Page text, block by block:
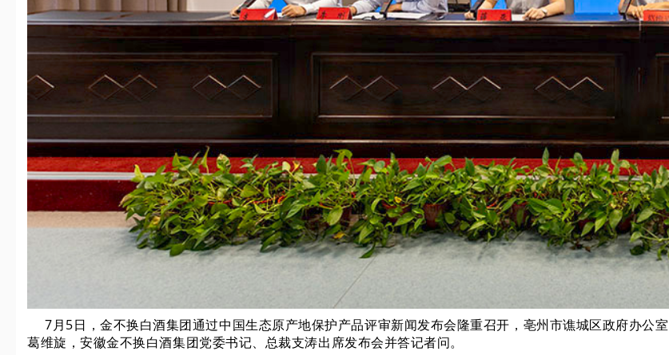
7月5日，金不换白酒集团通过中国生态原产地保护产品评审新闻发布会隆重召开，亳州市谯城区政府办公
葛维旋，安徽金不换白酒集团党委书记、总裁支涛出席发布会并答记者问。